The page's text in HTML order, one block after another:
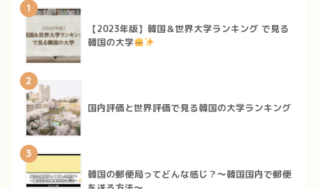
1
【2023年版】韓国＆世界大学ランキング で見る
韓国の大学
2
国内評価と世界評価で見る韓国の大学ランキング
3
韓国の郵便局ってどんな感じ？～韓国国内で郵便